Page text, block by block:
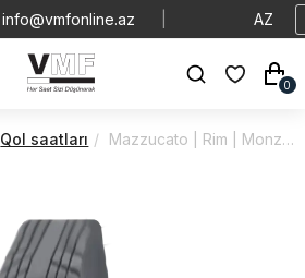
info@vmfonline.az AZ
0
Qol saatları Mazzucato | Rim | Monza | RIMF1-BK2925